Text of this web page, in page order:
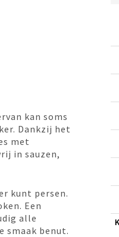
kan soms
Dankzij het
met
in sauzen,
kunt persen.
Een
alle
smaak benut.